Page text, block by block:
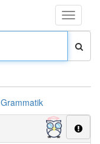
Toggle
Grammatik